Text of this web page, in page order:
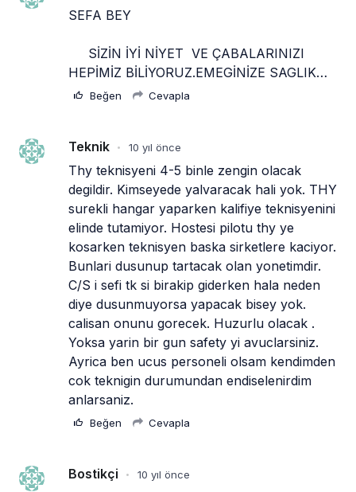
SEFA BEY
HEPİMİZ BİLİYORUZ.EMEGİNİZE SAGLIK…
Beğen Cevapla
Teknik • 10 yıl önce
Thy teknisyeni 4-5 binle zengin olacak
degildir. Kimseyede yalvaracak hali yok. THY
surekli hangar yaparken kalifiye teknisyenini
elinde tutamiyor. Hostesi pilotu thy ye
kosarken teknisyen baska sirketlere kaciyor.
Bunlari dusunup tartacak olan yonetimdir.
C/S i sefi tk si birakip giderken hala neden
diye dusunmuyorsa yapacak bisey yok.
calisan onunu gorecek. Huzurlu olacak .
Yoksa yarin bir gun safety yi avuclarsiniz.
Ayrica ben ucus personeli olsam kendimden
cok teknigin durumundan endiselenirdim
anlarsaniz.
Beğen Cevapla
Bostikçi • 10 yıl önce